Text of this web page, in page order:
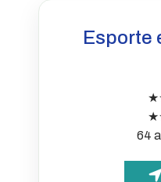
Esporte
64